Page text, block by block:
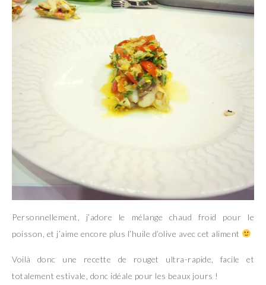
Personnellement, j’adore le mélange chaud froid pour le
poisson, et j’aime encore plus l’huile d’olive avec cet aliment
Voilà donc une recette de rouget ultra-rapide, facile et
totalement estivale, donc idéale pour les beaux jours !